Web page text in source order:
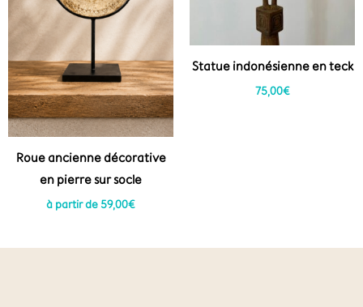
Roue ancienne décorative
en pierre sur socle
à partir de 59,00€
Statue indonésienne en teck
75,00€